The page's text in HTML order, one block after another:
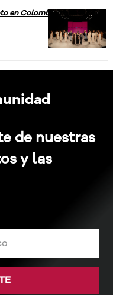
en Colombiamoda 2026?
de nuestras
y las